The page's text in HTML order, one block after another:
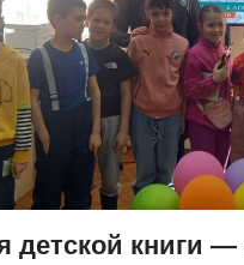
детской книги —